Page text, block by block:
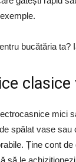
bucătăria ta?
mici
spălat vase
Ține cont
să le